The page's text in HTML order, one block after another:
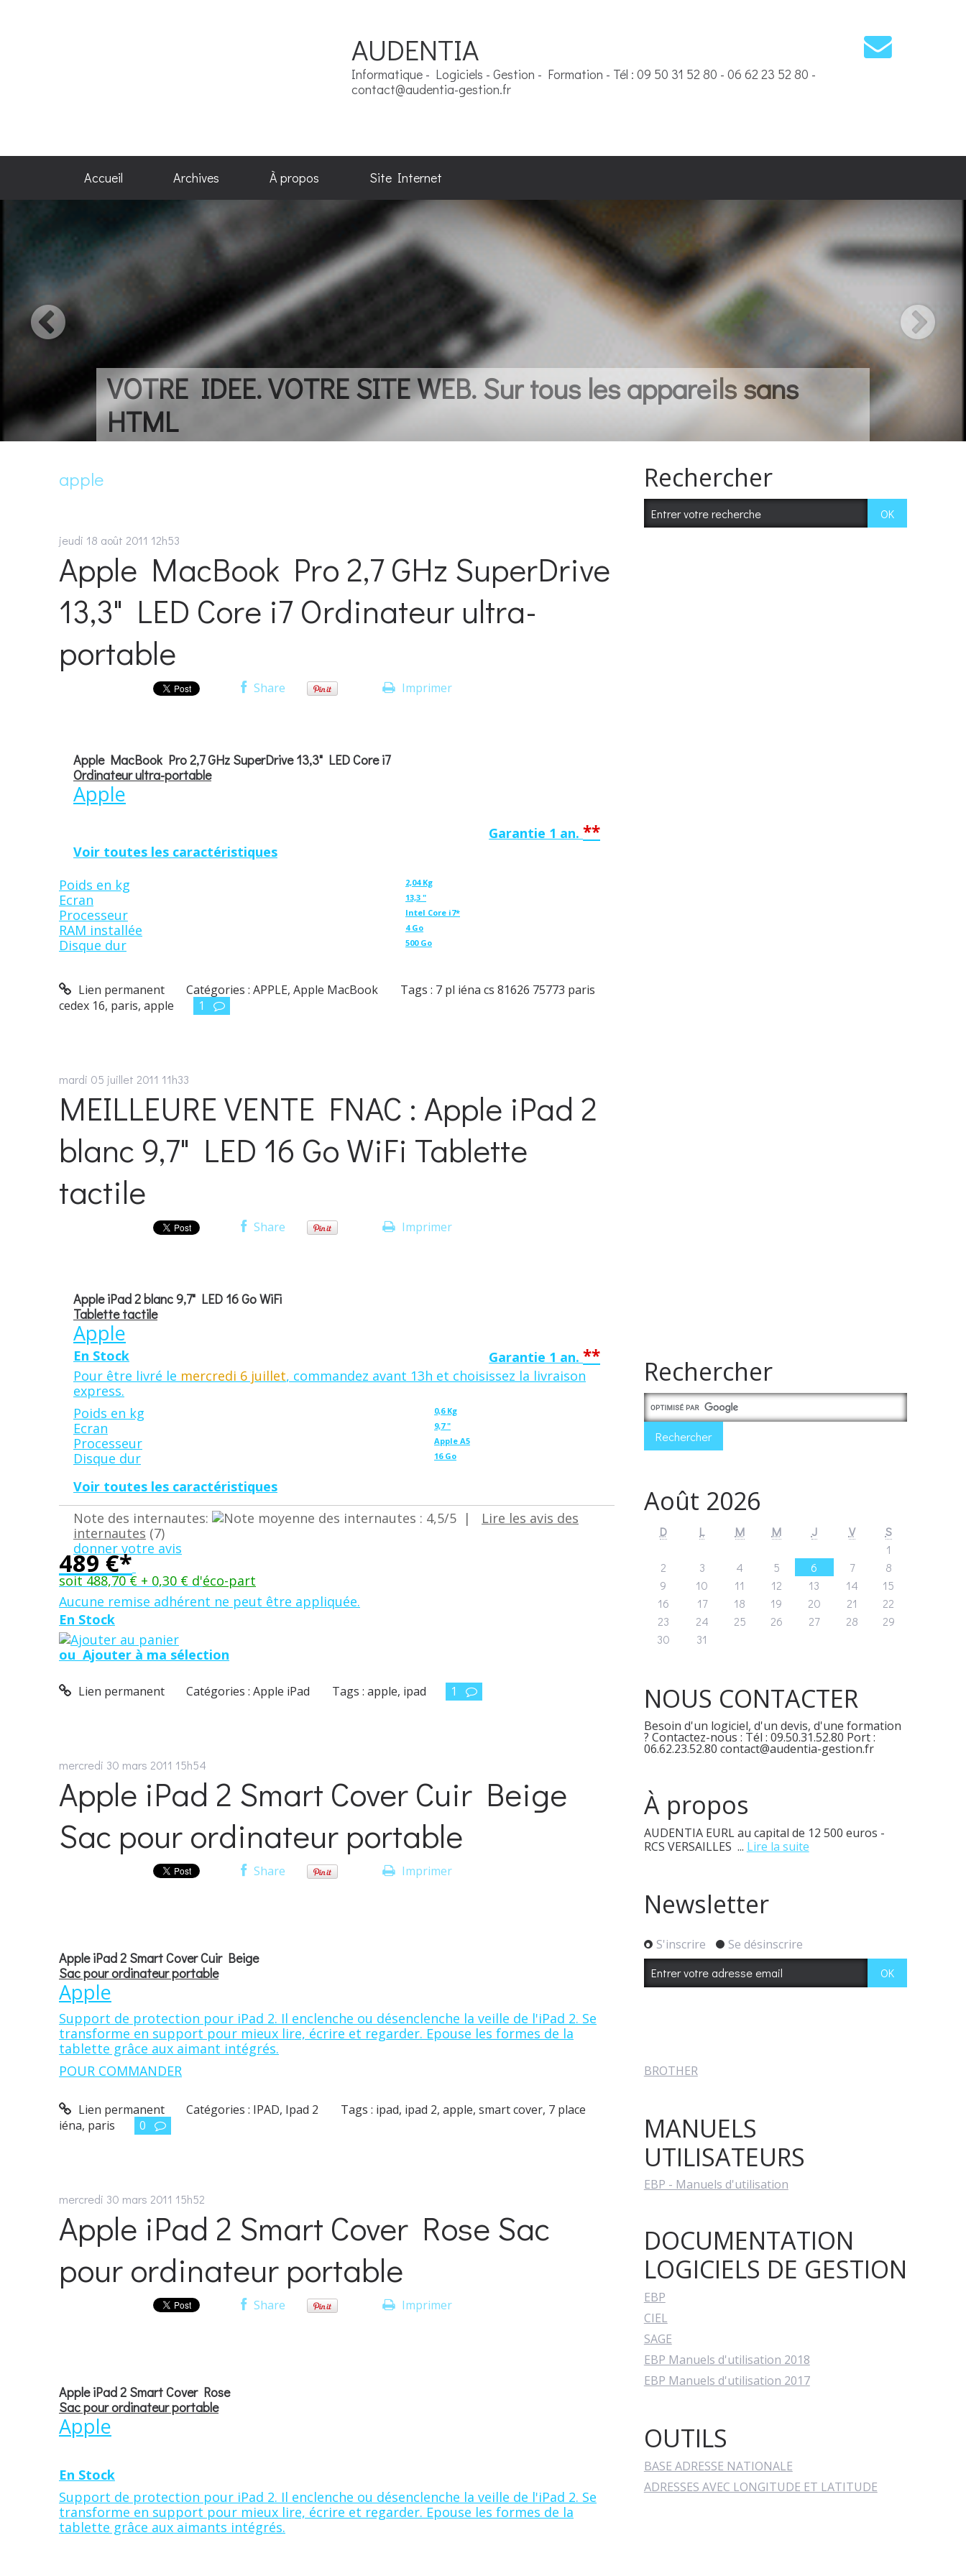
AUDENTIA
Informatique - Logiciels - Gestion - Formation - Tél : 09 50 31 52 80 - 06 62 23 52 80 -
contact@audentia-gestion.fr
Accueil Archives À propos Site Internet
VOTRE IDEE. VOTRE SITE WEB. Sur tous les appareils sans
HTML
apple
jeudi 18 août 2011 12h53
Apple MacBook Pro 2,7 GHz SuperDrive
13,3" LED Core i7 Ordinateur ultra-
portable
Share Imprimer
Apple MacBook Pro 2,7 GHz SuperDrive 13,3" LED Core i7
Ordinateur ultra-portable
Apple
Garantie 1 an.**
Voir toutes les caractéristiques
Poids en kg
2,04 Kg
Ecran 13,3 "
Processeur Intel Core i7*
RAM installée 4 Go
Disque dur 500 Go
Lien permanent Catégories :APPLE,Apple MacBook Tags : 7 pl iéna cs 81626 75773 paris
cedex 16, paris, apple 1
mardi 05 juillet 2011 11h33
MEILLEURE VENTE FNAC : Apple iPad 2
blanc 9,7" LED 16 Go WiFi Tablette
tactile
Share Imprimer
Apple iPad 2 blanc 9,7" LED 16 Go WiFi
Tablette tactile
Apple
En Stock Garantie 1 an.**
Pour être livré le mercredi 6 juillet, commandez avant 13h et choisissez la livraison
express.
Poids en kg
0,6 Kg
Ecran 9,7 "
Processeur Apple A5
Disque dur 16 Go
Voir toutes les caractéristiques
Note des internautes:
|
Lire les avis des
internautes (7)
donner votre avis
489 €*
soit 488,70 € + 0,30 € d'éco-part
Aucune remise adhérent ne peut être appliquée.
En Stock
ou Ajouter à ma sélection
Lien permanent Catégories :Apple iPad Tags :apple, ipad 1
mercredi 30 mars 2011 15h54
Apple iPad 2 Smart Cover Cuir Beige
Sac pour ordinateur portable
Share Imprimer
Apple iPad 2 Smart Cover Cuir Beige
Sac pour ordinateur portable
Apple
Support de protection pour iPad 2. Il enclenche ou désenclenche la veille de l'iPad 2. Se
transforme en support pour mieux lire, écrire et regarder. Epouse les formes de la
tablette grâce aux aimant intégrés.
POUR COMMANDER
Lien permanent Catégories : IPAD, Ipad 2 Tags : ipad, ipad 2,apple,smart cover, 7 place
iéna, paris 0
mercredi 30 mars 2011 15h52
Apple iPad 2 Smart Cover Rose Sac
pour ordinateur portable
Share Imprimer
Apple iPad 2 Smart Cover Rose
Sac pour ordinateur portable
Apple
En Stock
Support de protection pour iPad 2. Il enclenche ou désenclenche la veille de l'iPad 2. Se
transforme en support pour mieux lire, écrire et regarder. Epouse les formes de la
tablette grâce aux aimants intégrés.
Rechercher
Rechercher
Août 2026
D L M M J V
S
1
2
3 4 5 6 7
8
9
10 11 12 13 14
15
16
17 18 19 20 21
22
23
24 25 26 27 28
29
30
31
NOUS CONTACTER
Besoin d'un logiciel, d'un devis, d'une formation
? Contactez-nous : Tél : 09.50.31.52.80 Port :
06.62.23.52.80 contact@audentia-gestion.fr
À propos
AUDENTIA EURL au capital de 12 500 euros -
RCS VERSAILLES ... Lire la suite
Newsletter
S'inscrire Se désinscrire
BROTHER
MANUELS
UTILISATEURS
EBP - Manuels d'utilisation
DOCUMENTATION
LOGICIELS DE GESTION
EBP
CIEL
SAGE
EBP Manuels d'utilisation 2018
EBP Manuels d'utilisation 2017
OUTILS
BASE ADRESSE NATIONALE
ADRESSES AVEC LONGITUDE ET LATITUDE